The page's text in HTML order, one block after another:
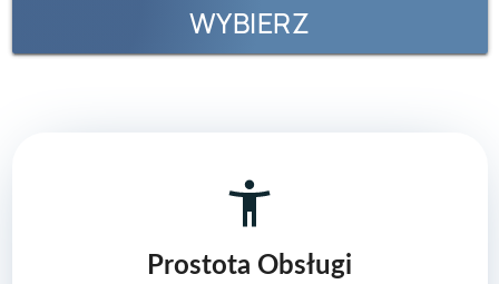
WYBIERZ
Prostota Obsługi